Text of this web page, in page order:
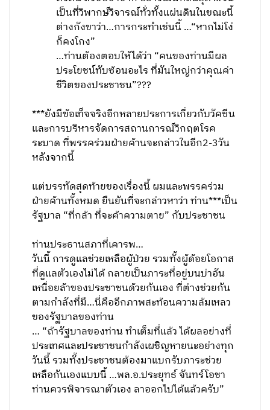
เป็นที่วิพากษ์วิจารณ์ทั่วทั้งแผ่นดินในขณะนี้
ต่างกังขาว่า…การกระทำเช่นนี้ …“หากไม่โง่
ก็คงโกง”
…ท่านต้องตอบให้ได้ว่า “คนของท่านมีผล
ประโยชน์ทับซ้อนอะไร ที่มันใหญ่กว่าคุณค่า
ชีวิตของประชาชน”???
***ยังมีข้อเท็จจริงอีกหลายประการเกี่ยวกับวัคซีน
และการบริหารจัดการสถานการณ์วิกฤตโรค
ระบาด ที่พรรคร่วมฝ่ายค้านจะกล่าวในอีก2-3วัน
หลังจากนี้
แต่บรรทัดสุดท้ายของเรื่องนี้ ผมและพรรคร่วม
ฝ่ายค้านทั้งหมด ยืนยันที่จะกล่าวหาว่า ท่าน***เป็น
รัฐบาล “ที่กล้า ที่จะค้าความตาย” กับประชาชน
ท่านประธานสภาที่เคารพ…
วันนี้ การดูแลช่วยเหลือผู้ป่วย รวมทั้งผู้ด้อยโอกาส
ที่ดูแลตัวเองไม่ได้ กลายเป็นภาระที่อยู่บนบ่าอัน
เหนื่อยล้าของประชาชนด้วยกันเอง ที่ต่างช่วยกัน
ตามกำลังที่มี…นี่คืออีกภาพสะท้อนความล้มเหลว
ของรัฐบาลของท่าน
… “ถ้ารัฐบาลของท่าน ทำเต็มที่แล้ว ได้ผลอย่างที่
ประเทศและประชาชนกำลังเผชิญหายนะอย่างทุก
วันนี้ รวมทั้งประชาชนต้องมาแบกรับภาระช่วย
เหลือกันเองแบบนี้ …พล.อ.ประยุทธ์ จันทร์โอชา
ท่านควรพิจารณาตัวเอง ลาออกไปได้แล้วครับ”